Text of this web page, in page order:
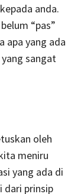
anda.
“pas”
apa yang ada
sangat
oleh
meniru
yang ada di
dari prinsip